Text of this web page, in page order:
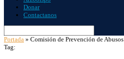
Donar
Contactanos
Portada » Comisión de Prevención de Abusos
Tag: